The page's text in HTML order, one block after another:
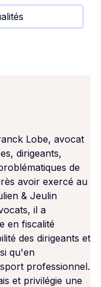
Lobe, avocat
dirigeants,
de
avoir exercé au
& Jeulin
il a
en fiscalité
des dirigeants et
qu'en
professionnel.
et privilégie une